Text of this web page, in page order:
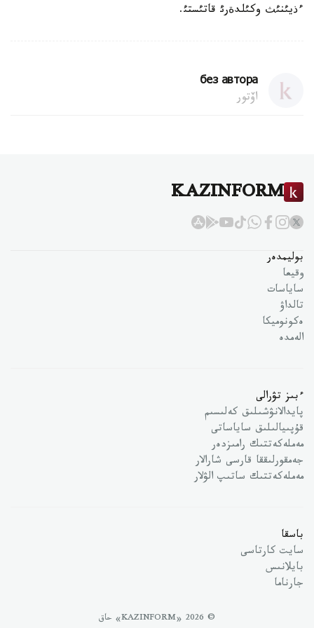
ءذيئنئث وكئلدةرئ قاتئستئ.
без автора
اۆتور
KAZINFORM
بوليمدەر
وقيعا
ساياسات
تالداۋ
ەكونوميكا
الەمدە
ءبىز تۋرالى
پايدالانۋشىلىق كەلىسىم
قۇپىيالىلىق ساياساتى
مەملەكەتتىك رامىزدەر
جەمقورلىققا قارسى شارالار
مەملەكەتتىك ساتىپ الۋلار
باسقا
سايت كارتاسى
بايلانىس
جارناما
© 2026 «KAZINFORM» حاق